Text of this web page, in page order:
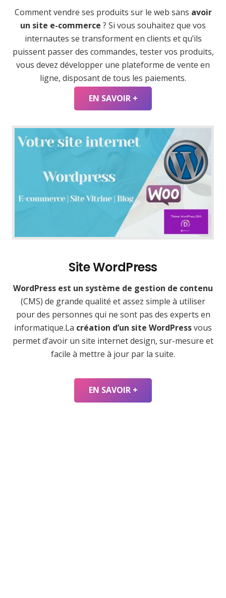
Comment vendre ses produits sur le web sans avoir
un site e-commerce ? Si vous souhaitez que vos
internautes se transforment en clients et qu’ils
puissent passer des commandes, tester vos produits,
vous devez développer une plateforme de vente en
ligne, disposant de tous les paiements.
EN SAVOIR +
Site WordPress
WordPress est un système de gestion de contenu
(CMS) de grande qualité et assez simple à utiliser
pour des personnes qui ne sont pas des experts en
informatique.La création d’un site WordPressvous
permet d’avoir un site internet design, sur-mesure et
facile à mettre à jour par la suite.
EN SAVOIR +